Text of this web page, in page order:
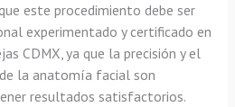
este procedimiento debe ser
experimentado y certificado en
CDMX, ya que la precisión y el
la anatomía facial son
resultados satisfactorios.